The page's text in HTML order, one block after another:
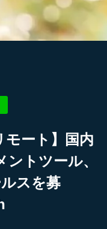
モート】国内
トツール、
スを募